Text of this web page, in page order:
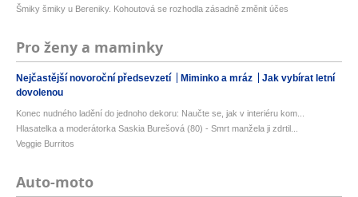
Šmiky šmiky u Bereniky. Kohoutová se rozhodla zásadně změnit účes
Pro ženy a maminky
Nejčastější novoroční předsevzetí Miminko a mráz
Jak vybírat letní
dovolenou
Konec nudného ladění do jednoho dekoru: Naučte se, jak v interiéru kom...
Hlasatelka a moderátorka Saskia Burešová (80) - Smrt manžela ji zdrtil...
Veggie Burritos
Auto-moto